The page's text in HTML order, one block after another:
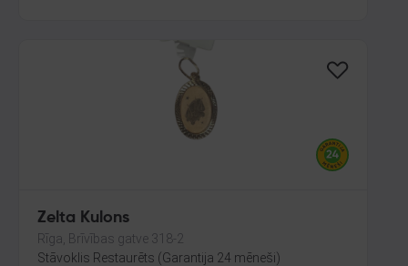
Zelta Kulons
Rīga, Brīvības gatve 318-2
Stāvoklis Restaurēts (Garantija 24 mēneši)